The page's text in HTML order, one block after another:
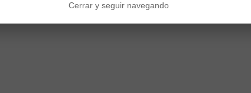
Cerrar y seguir navegando